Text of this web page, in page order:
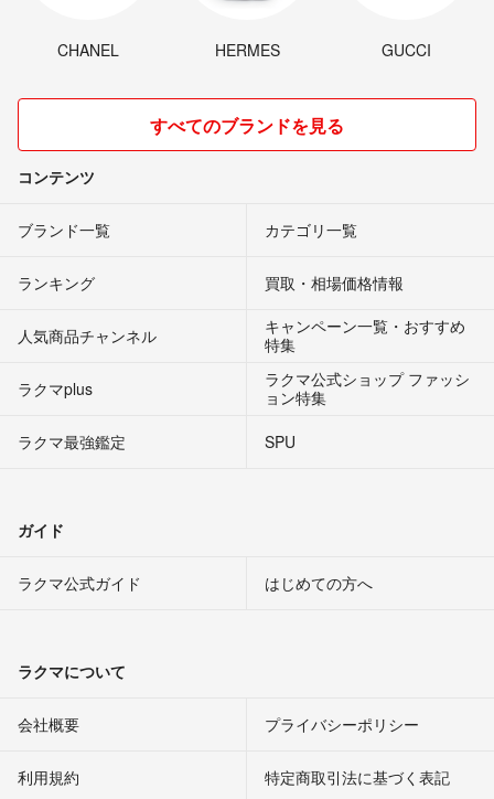
CHANEL HERMES GUCCI
すべてのブランドを見る
コンテンツ
ブランド一覧 カテゴリ一覧
ランキング 買取・相場価格情報
人気商品チャンネル
キャンペーン一覧・おすすめ
特集
ラクマplus
ラクマ公式ショップ ファッシ
ョン特集
ラクマ最強鑑定
SPU
ガイド
ラクマ公式ガイド はじめての方へ
ラクマについて
会社概要 プライバシーポリシー
利用規約 特定商取引法に基づく表記